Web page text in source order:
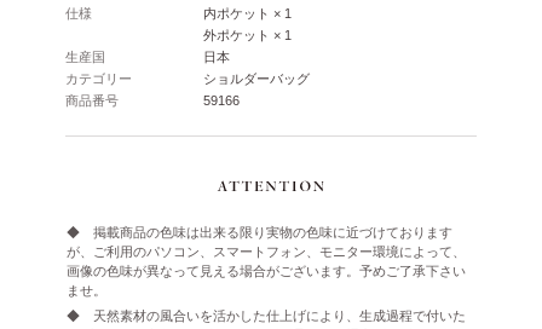
仕様
内ポケット × 1
外ポケット × 1
生産国
日本
カテゴリー
ショルダーバッグ
商品番号
59166
◆ 掲載商品の色味は出来る限り実物の色味に近づけております
が、ご利用のパソコン、スマートフォン、モニター環境によって、
画像の色味が異なって見える場合がございます。予めご了承下さい
ませ。
◆ 天然素材の風合いを活かした仕上げにより、生成過程で付いた